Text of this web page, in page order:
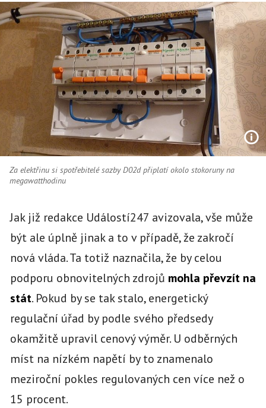
Za elektřinu si spotřebitelé sazby D02d připlatí okolo stokoruny na
megawatthodinu
Jak již redakce Událostí247 avizovala, vše může
být ale úplně jinak a to v případě, že zakročí
nová vláda. Ta totiž naznačila, že by celou
podporu obnovitelných zdrojů mohla převzít na
stát. Pokud by se tak stalo, energetický
regulační úřad by podle svého předsedy
okamžitě upravil cenový výměr. U odběrných
míst na nízkém napětí by to znamenalo
meziroční pokles regulovaných cen více než o
15 procent.